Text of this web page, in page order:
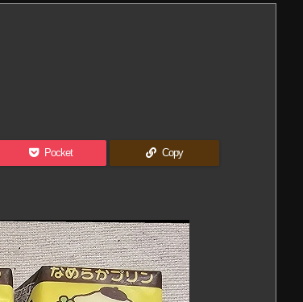
Pocket Copy